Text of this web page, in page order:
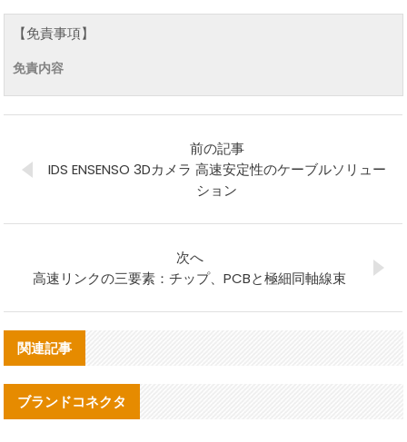
【免責事項】
免責内容
前の記事
IDS ENSENSO 3Dカメラ 高速安定性のケーブルソリュー
ション
次へ
高速リンクの三要素：チップ、PCBと極細同軸線束
関連記事
ブランドコネクタ